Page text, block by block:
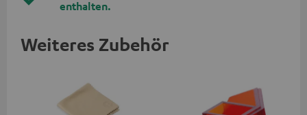
enthalten.
Weiteres Zubehör